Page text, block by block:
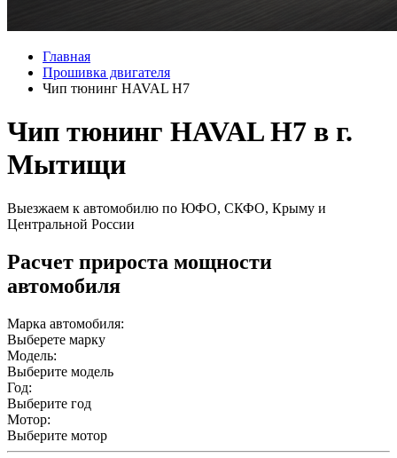
Главная
Прошивка двигателя
Чип тюнинг HAVAL H7
Чип тюнинг HAVAL H7 в г.
Мытищи
Выезжаем к автомобилю по ЮФО, СКФО, Крыму и
Центральной России
Расчет прироста мощности
автомобиля
Марка автомобиля:
Выберете марку
Модель:
Выберите модель
Год:
Выберите год
Мотор:
Выберите мотор